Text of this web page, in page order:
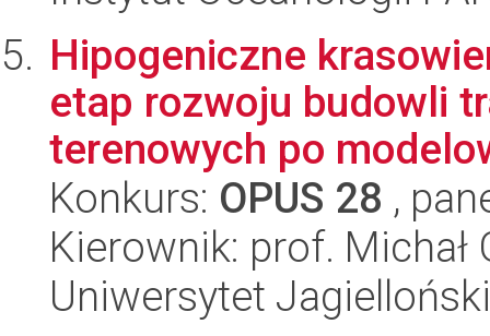
Hipogeniczne
etap rozwoju budowli
terenowych po
Konkurs: OPUS 28 ,
Kierownik: prof. Michał
Uniwersytet Jagielloński